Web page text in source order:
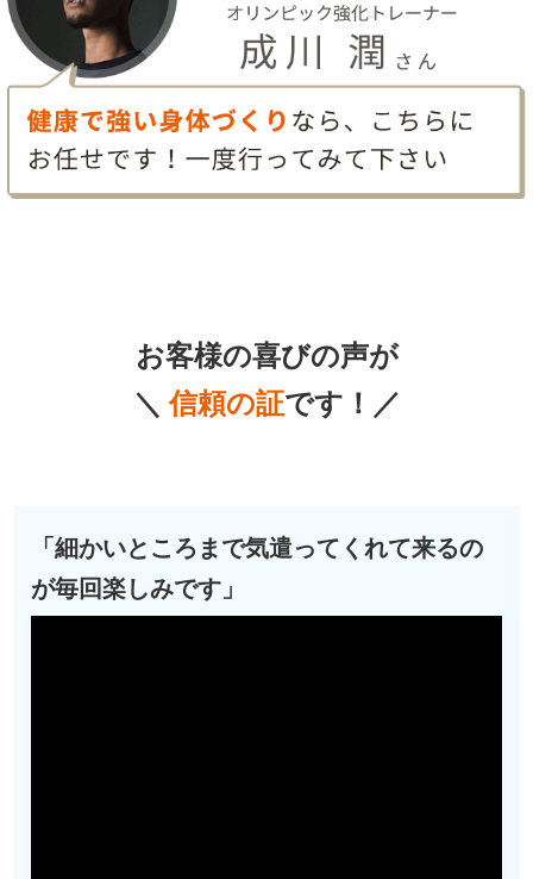
お客様の喜びの声が
＼信頼の証です！／
「細かいところまで気遣ってくれて来るの
が毎回楽しみです」